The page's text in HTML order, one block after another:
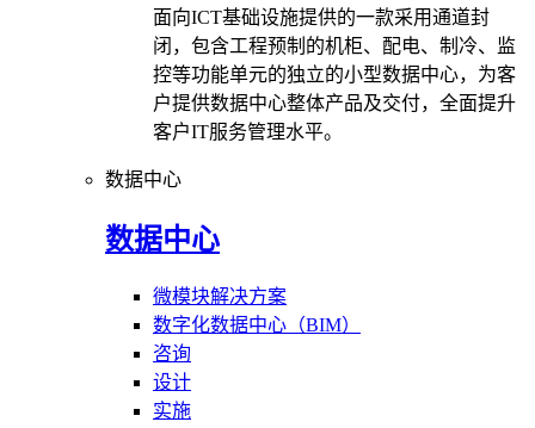
面向ICT基础设施提供的一款采用通道封
闭，包含工程预制的机柜、配电、制冷、监
控等功能单元的独立的小型数据中心，为客
户提供数据中心整体产品及交付，全面提升
客户IT服务管理水平。
数据中心
数据中心
微模块解决方案
数字化数据中心（BIM）
咨询
设计
实施